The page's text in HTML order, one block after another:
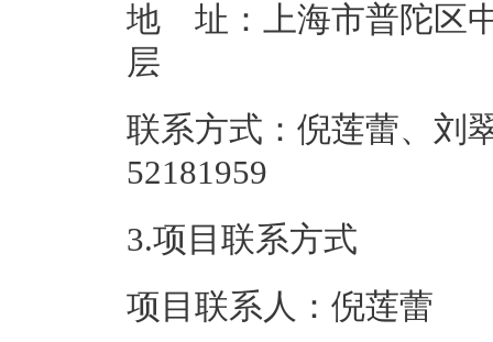
地 址：上海市普陀区
联系方式：倪莲蕾、刘
3.项目联系方式
项目联系人：倪莲蕾